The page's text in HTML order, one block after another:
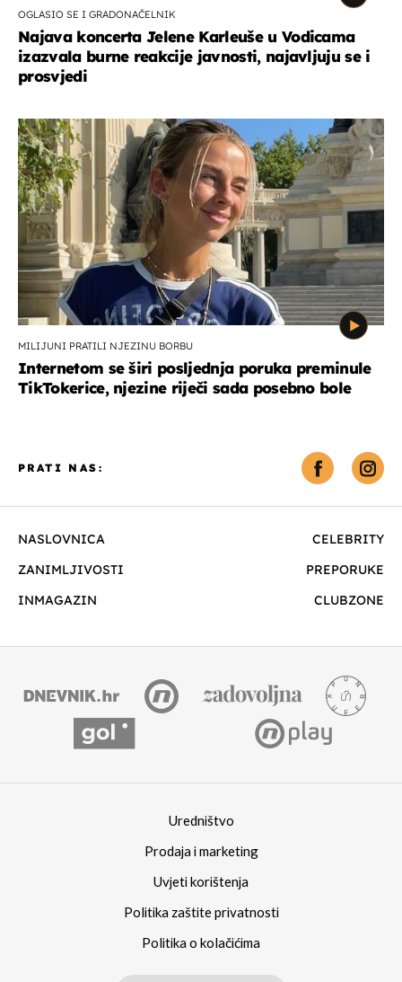
OGLASIO SE I GRADONAČELNIK
Najava koncerta Jelene Karleuše u Vodicama
izazvala burne reakcije javnosti, najavljuju se i
prosvjedi
MILIJUNI PRATILI NJEZINU BORBU
Internetom se širi posljednja poruka preminule
TikTokerice, njezine riječi sada posebno bole
NASLOVNICA
CELEBRITY
ZANIMLJIVOSTI
PREPORUKE
INMAGAZIN
CLUBZONE
PRATI NAS:
Uredništvo
Prodaja i marketing
Uvjeti korištenja
Politika zaštite privatnosti
Politika o kolačićima